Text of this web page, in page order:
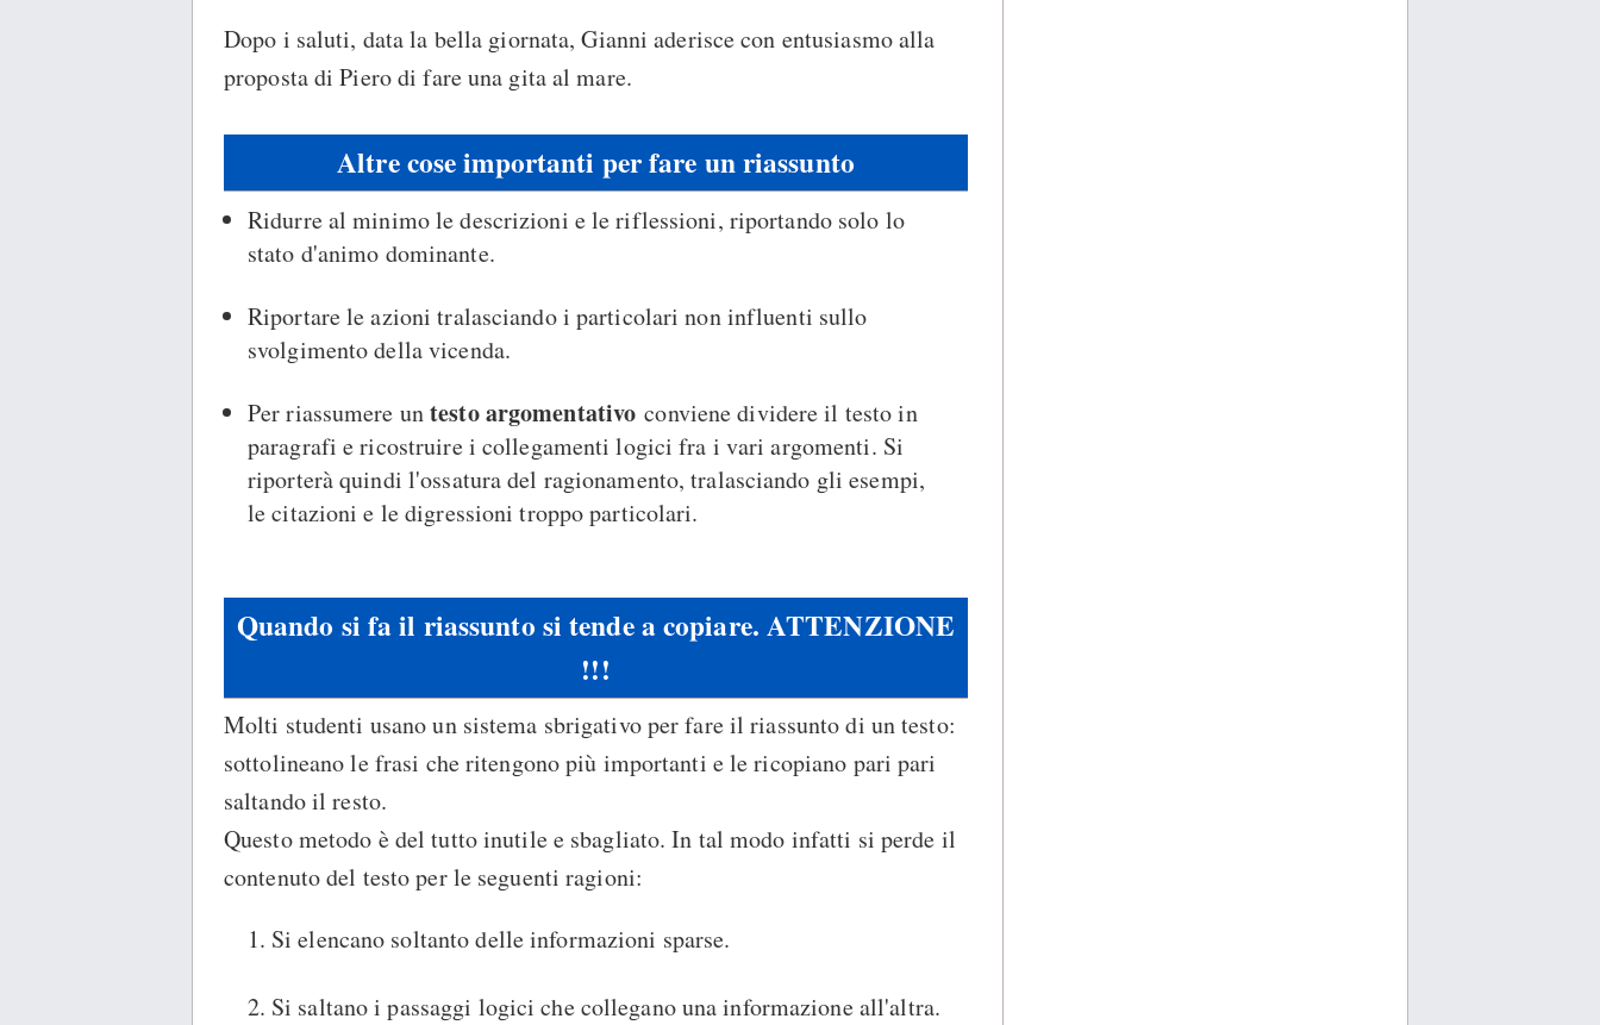
Dopo i saluti, data la bella giornata, Gianni aderisce con entusiasmo alla
proposta di Piero di fare una gita al mare.
Altre cose importanti per fare un riassunto
Ridurre al minimo le descrizioni e le riflessioni, riportando solo lo
stato d'animo dominante.
Riportare le azioni tralasciando i particolari non influenti sullo
svolgimento della vicenda.
Per riassumere untesto argomentativo conviene dividere il testo in
paragrafi e ricostruire i collegamenti logici fra i vari argomenti. Si
riporterà quindi l'ossatura del ragionamento, tralasciando gli esempi,
le citazioni e le digressioni troppo particolari.
Quando si fa il riassunto si tende a copiare. ATTENZIONE
!!!
Molti studenti usano un sistema sbrigativo per fare il riassunto di un testo:
sottolineano le frasi che ritengono più importanti e le ricopiano pari pari
saltando il resto.
Questo metodo è del tutto inutile e sbagliato. In tal modo infatti si perde il
contenuto del testo per le seguenti ragioni:
Si elencano soltanto delle informazioni sparse.
Si saltano i passaggi logici che collegano una informazione all'altra.